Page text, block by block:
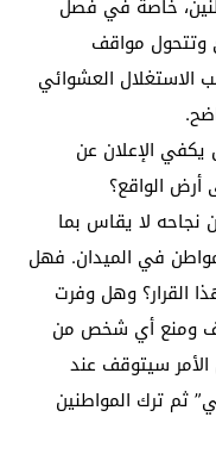
خاصة في فصل
وتتحول مواقف
الاستغلال العشوائي
الإعلان عن
الواقع؟
نجاحه لا يقاس بما
في الميدان. فهل
القرار؟ وهل وفرت
ومنع أي شخص من
الأمر سيتوقف عند
ثم ترك المواطنين